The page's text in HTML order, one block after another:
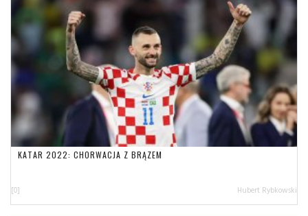
KATAR 2022: CHORWACJA Z BRĄZEM
[0] Hubert Rybkowski